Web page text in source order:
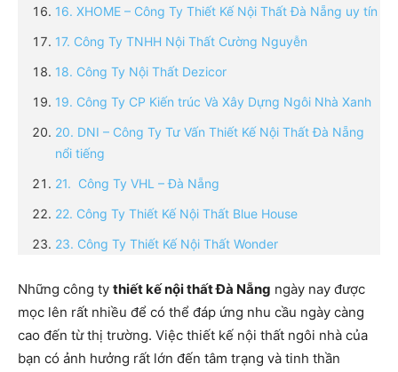
16. XHOME – Công Ty Thiết Kế Nội Thất Đà Nẵng uy tín
17. Công Ty TNHH Nội Thất Cường Nguyễn
18. Công Ty Nội Thất Dezicor
19. Công Ty CP Kiến trúc Và Xây Dựng Ngôi Nhà Xanh
20. DNI – Công Ty Tư Vấn Thiết Kế Nội Thất Đà Nẵng
nổi tiếng
21. Công Ty VHL – Đà Nẵng
22. Công Ty Thiết Kế Nội Thất Blue House
23. Công Ty Thiết Kế Nội Thất Wonder
Những công ty thiết kế nội thất Đà Nẵng ngày nay được
mọc lên rất nhiều để có thể đáp ứng nhu cầu ngày càng
cao đến từ thị trường. Việc thiết kế nội thất ngôi nhà của
bạn có ảnh hưởng rất lớn đến tâm trạng và tinh thần